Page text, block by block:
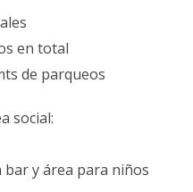
en total
de parqueos
social:
bar y área para niños